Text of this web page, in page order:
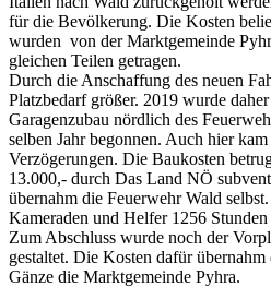
für die Bevölkerung. Die Kosten
wurden von der Marktgemeinde
gleichen Teilen getragen.
Durch die Anschaffung des neuen
Platzbedarf größer. 2019 wurde
Garagenzubau nördlich des
selben Jahr begonnen. Auch hier
Verzögerungen. Die Baukosten
13.000,- durch Das Land NÖ
übernahm die Feuerwehr Wald
Kameraden und Helfer 1256
Zum Abschluss wurde noch der
gestaltet. Die Kosten dafür
Gänze die Marktgemeinde Pyhra.